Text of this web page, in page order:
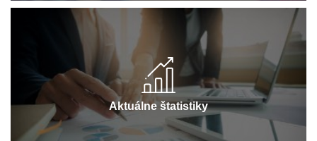
Aktuálne štatistiky